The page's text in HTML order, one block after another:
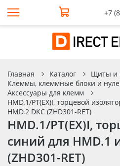
+7
Главная Каталог
Щиты и
Клеммы, клеммные блоки и
Аксессуары для клемм
HMD.1/PT(EX)I, торцевой
HMD.2 DKC (ZHD301-RET)
HMD.1/PT(EX)I,
синий для НМD.1
(ZHD301-RET)